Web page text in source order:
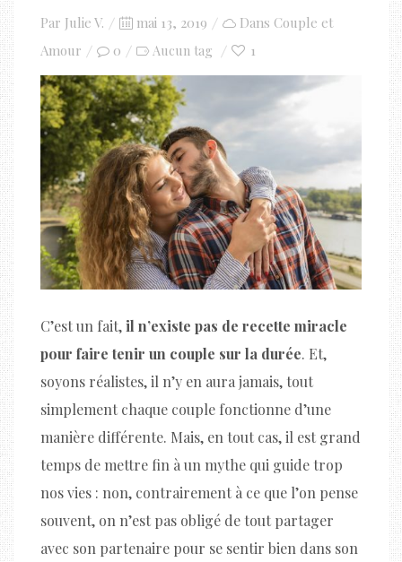
Par Julie V.
Posted
on
mai 13, 2019 Dans Couple et
Amour
0 Aucun tag 1
C’est un fait,il n’existe pas de recette miracle
pour faire tenir un couple sur la durée. Et,
soyons réalistes, il n’y en aura jamais, tout
simplement chaque couple fonctionne d’une
manière différente. Mais, en tout cas, il est grand
temps de mettre fin à un mythe qui guide trop
nos vies : non, contrairement à ce que l’on pense
souvent, on n’est pas obligé de tout partager
avec son partenaire pour se sentir bien dans son